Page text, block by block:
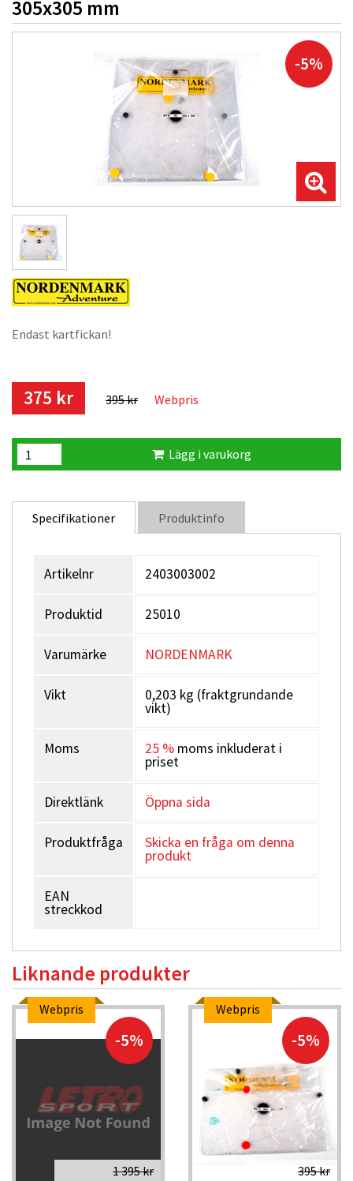
305x305 mm
-5%
Endast kartfickan!
375 kr 395 kr Webpris
Lägg i varukorg
Specifikationer Produktinfo
Artikelnr 2403003002
Produktid 25010
Varumärke NORDENMARK
Vikt 0,203 kg (fraktgrundande
vikt)
Moms 25 % moms inkluderat i
priset
Direktlänk Öppna sida
Produktfråga Skicka en fråga om denna
produkt
EAN
streckkod
Liknande produkter
Webpris
-5%
1 395 kr
Webpris
-5%
395 kr